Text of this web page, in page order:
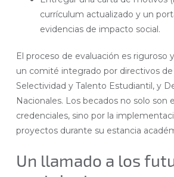
currículum actualizado y un
evidencias de impacto social.
El proceso de evaluación es riguroso
un comité integrado por directivos de
Selectividad y Talento Estudiantil, y
Nacionales. Los becados no solo son
credenciales, sino por la
proyectos durante su estancia
Un llamado a los